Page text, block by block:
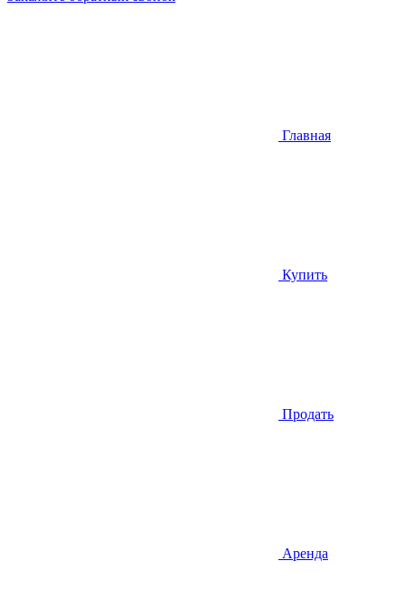
Главная
Купить
Продать
Аренда